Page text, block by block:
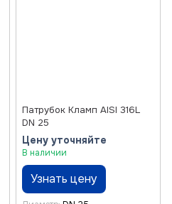
Патрубок Кламп AISI 316L
DN 25
Цену уточняйте
В наличии
Узнать цену